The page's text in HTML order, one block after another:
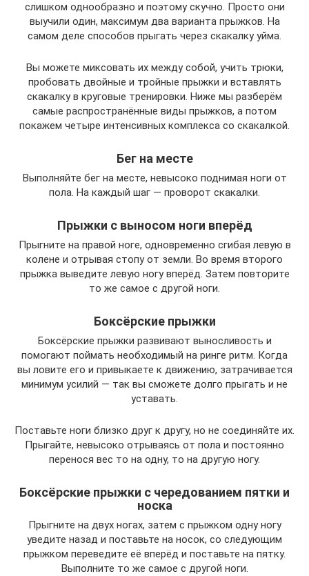
слишком однообразно и поэтому скучно. Просто они
выучили один, максимум два варианта прыжков. На
самом деле способов прыгать через скакалку уйма.
Вы можете миксовать их между собой, учить трюки,
пробовать двойные и тройные прыжки и вставлять
скакалку в круговые тренировки. Ниже мы разберём
самые распространённые виды прыжков, а потом
покажем четыре интенсивных комплекса со скакалкой.
Бег на месте
Выполняйте бег на месте, невысоко поднимая ноги от
пола. На каждый шаг — проворот скакалки.
Прыжки с выносом ноги вперёд
Прыгните на правой ноге, одновременно сгибая левую в
колене и отрывая стопу от земли. Во время второго
прыжка выведите левую ногу вперёд. Затем повторите
то же самое с другой ноги.
Боксёрские прыжки
Боксёрские прыжки развивают выносливость и
помогают поймать необходимый на ринге ритм. Когда
вы ловите его и привыкаете к движению, затрачивается
минимум усилий — так вы сможете долго прыгать и не
уставать.
Поставьте ноги близко друг к другу, но не соединяйте их.
Прыгайте, невысоко отрываясь от пола и постоянно
перенося вес то на одну, то на другую ногу.
Боксёрские прыжки с чередованием пятки и
носка
Прыгните на двух ногах, затем с прыжком одну ногу
уведите назад и поставьте на носок, со следующим
прыжком переведите её вперёд и поставьте на пятку.
Выполните то же самое с другой ноги.